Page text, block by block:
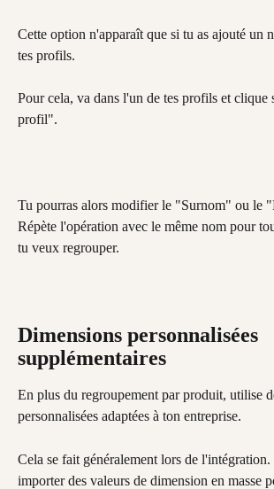
Cette option n'apparaît que si tu as ajouté un
tes profils.
Pour cela, va dans l'un de tes profils et
profil".
Tu pourras alors modifier le "Surnom" ou le
Répète l'opération avec le même nom pour
tu veux regrouper.
Dimensions personnalisées
supplémentaires
En plus du regroupement par produit, utilise
personnalisées adaptées à ton entreprise.
Cela se fait généralement lors de
importer des valeurs de dimension en masse